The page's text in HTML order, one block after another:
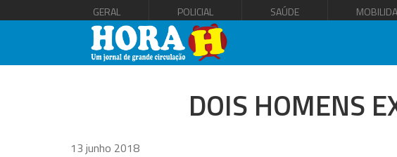
GERAL POLICIAL SAÚDE
DOIS HOMENS
13 junho 2018